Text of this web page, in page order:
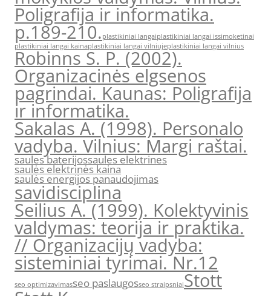
Poligrafija ir informatika.
p.189-210. plastikiniai langaiplastikiniai langai issimoketinai
plastikiniai langai kainaplastikiniai langai vilniujeplastikiniai langai vilnius
Robinns S. P. (2002).
Organizacinės elgsenos
pagrindai. Kaunas: Poligrafija
ir informatika.
Sakalas A. (1998). Personalo
vadyba. Vilnius: Margi raštai.
saules baterijossaules elektrines
saulės elektrinės kaina
saulės energijos panaudojimas
savidisciplina
Seilius A. (1999). Kolektyvinis
valdymas: teorija ir praktika.
// Organizacijų vadyba:
sisteminiai tyrimai. Nr.12
seo optimizavimasseo paslaugosseo straipsniaiStott